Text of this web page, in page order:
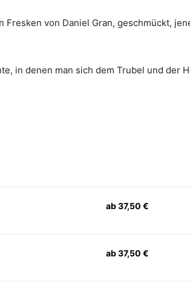
von Daniel Gran, geschmückt,
in denen man sich dem Trubel und der
ab 37,50 €
ab 37,50 €